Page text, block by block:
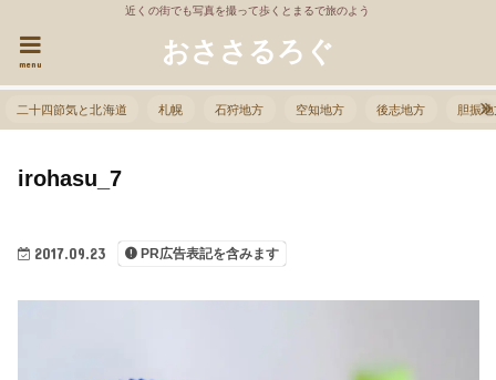
近くの街でも写真を撮って歩くとまるで旅のよう
おささるろぐ
menu
二十四節気と北海道 札幌 石狩地方 空知地方 後志地方 胆振
2017.09.23 PR広告表記を含みます
irohasu_7